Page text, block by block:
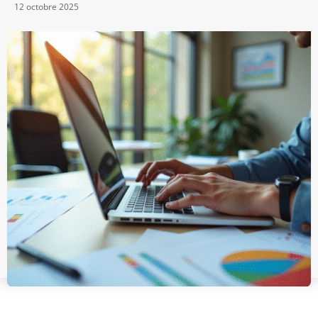
12 octobre 2025